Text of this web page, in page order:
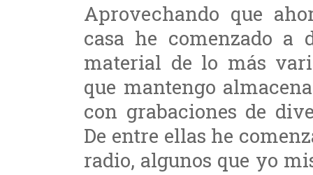
Aprovechando que
casa he comenzado a
material de lo más
que mantengo
con grabaciones de
De entre ellas he
radio, algunos que yo